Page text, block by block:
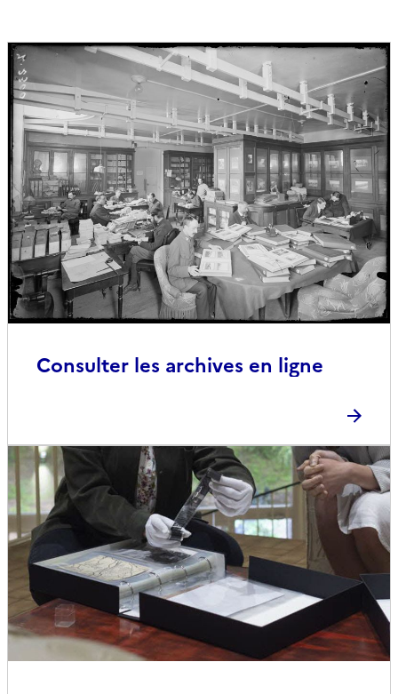
Consulter les archives en ligne